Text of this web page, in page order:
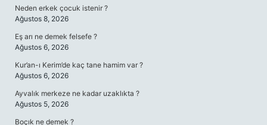
Neden erkek çocuk istenir ?
Ağustos 8, 2026
Eş arı ne demek felsefe ?
Ağustos 6, 2026
Kur’an-ı Kerim’de kaç tane hamim var ?
Ağustos 6, 2026
Ayvalık merkeze ne kadar uzaklıkta ?
Ağustos 5, 2026
Boçık ne demek ?